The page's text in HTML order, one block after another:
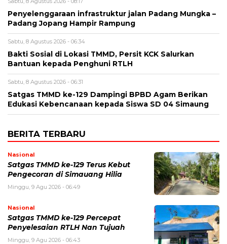
Penyelenggaraan infrastruktur jalan Padang Mungka –
Padang Jopang Hampir Rampung
Sabtu, 8 Agustus 2026 - 06:34
Bakti Sosial di Lokasi TMMD, Persit KCK Salurkan
Bantuan kepada Penghuni RTLH
Sabtu, 8 Agustus 2026 - 06:31
Satgas TMMD ke-129 Dampingi BPBD Agam Berikan
Edukasi Kebencanaan kepada Siswa SD 04 Simaung
BERITA TERBARU
Nasional
Satgas TMMD ke-129 Terus Kebut
Pengecoran di Simauang Hilia
Minggu, 9 Agu 2026 - 06:49
Nasional
Satgas TMMD ke-129 Percepat
Penyelesaian RTLH Nan Tujuah
Minggu, 9 Agu 2026 - 06:43